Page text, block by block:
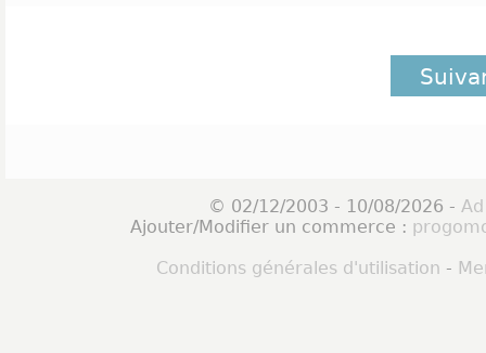
© 02/12/2003 - 10/08/2026 -
Ajouter/Modifier un commerce :
Conditions générales d'utilisation -